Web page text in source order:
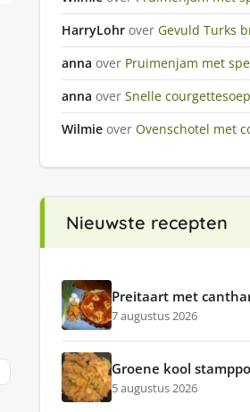
HarryLohr over Gevuld Turks
anna over Pruimenjam met
anna over Snelle
Wilmie over Ovenschotel met
Nieuwste recepten
Preitaart met
7 augustus 2026
Groene kool
5 augustus 2026